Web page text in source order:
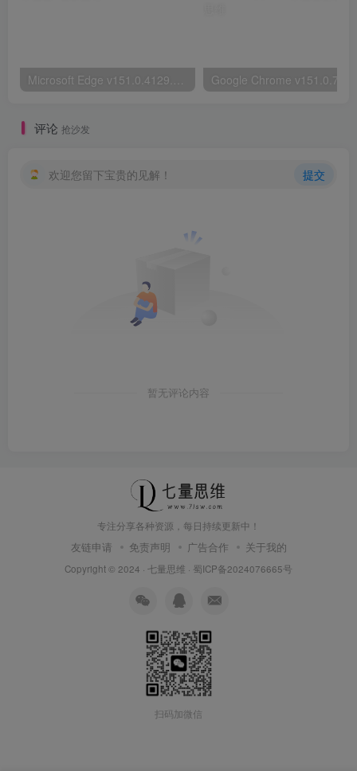
评论 抢沙发
欢迎您留下宝贵的见解！ 提交
暂无评论内容
专注分享各种资源，每日持续更新中！
友链申请 免责声明 广告合作 关于我的
Copyright © 2024 · 七量思维 · 蜀ICP备2024076665号
扫码加微信